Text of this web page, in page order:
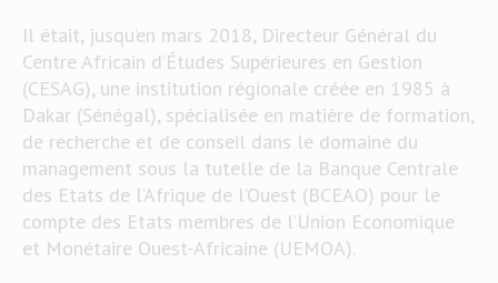
Il était, jusqu’en mars 2018, Directeur Général du
Centre Africain d’Études Supérieures en Gestion
(CESAG), une institution régionale créée en 1985 à
Dakar (Sénégal), spécialisée en matière de formation,
de recherche et de conseil dans le domaine du
management sous la tutelle de la Banque Centrale
des Etats de l’Afrique de l’Ouest (BCEAO) pour le
compte des Etats membres de l’Union Economique
et Monétaire Ouest-Africaine (UEMOA).